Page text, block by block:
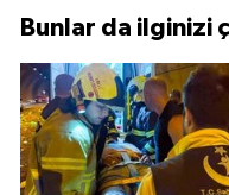
Bunlar da ilginizi